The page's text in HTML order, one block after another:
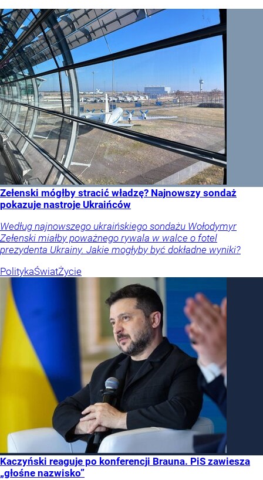
Zełenski mógłby stracić władzę? Najnowszy sondaż
pokazuje nastroje Ukraińców
Według najnowszego ukraińskiego sondażu Wołodymyr
Zełenski miałby poważnego rywala w walce o fotel
prezydenta Ukrainy. Jakie mogłyby być dokładne wyniki?
PolitykaŚwiatŻycie
Kaczyński reaguje po konferencji Brauna. PiS zawiesza
„głośne nazwisko”